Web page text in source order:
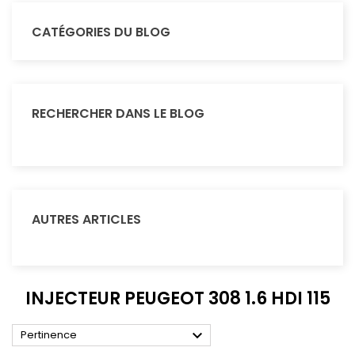
CATÉGORIES DU BLOG
RECHERCHER DANS LE BLOG
AUTRES ARTICLES
INJECTEUR PEUGEOT 308 1.6 HDI 115
Pertinence 